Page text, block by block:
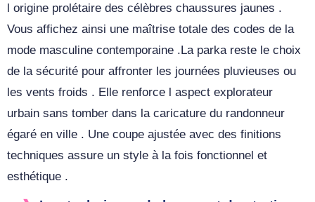
l origine prolétaire des célèbres chaussures jaunes .
Vous affichez ainsi une maîtrise totale des codes de la
mode masculine contemporaine .La parka reste le choix
de la sécurité pour affronter les journées pluvieuses ou
les vents froids . Elle renforce l aspect explorateur
urbain sans tomber dans la caricature du randonneur
égaré en ville . Une coupe ajustée avec des finitions
techniques assure un style à la fois fonctionnel et
esthétique .